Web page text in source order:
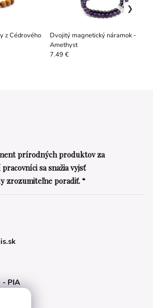
z Cédrového
Dvojitý magnetický náramok -
Amethyst
7.49 €
prírodných produktov za
sa snažia vyjsť
zrozumiteľne poradiť. “
- PIA